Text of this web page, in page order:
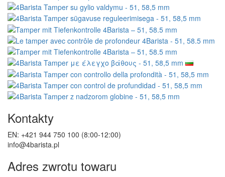
Kontakty
EN: +421 944 750 100 (8:00-12:00)
info@4barista.pl
Adres zwrotu towaru